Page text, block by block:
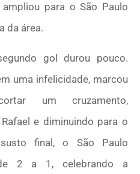
para o São Paulo
da área.
gol durou pouco.
uma infelicidade, marcou
um cruzamento,
e diminuindo para o
final, o São Paulo
2 a 1, celebrando a